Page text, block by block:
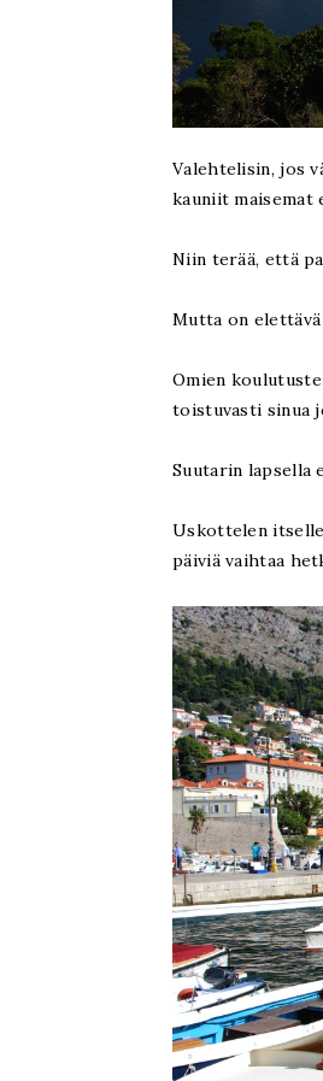
Valehtelisin, jos
kauniit maisemat
Niin terää, että
Mutta on
Omien
toistuvasti sinua
Suutarin lapsella
Uskottelen
päiviä vaihtaa